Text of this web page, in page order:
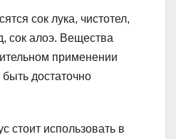
сок лука, чистотел,
сок алоэ. Вещества
применении
достаточно
стоит использовать в